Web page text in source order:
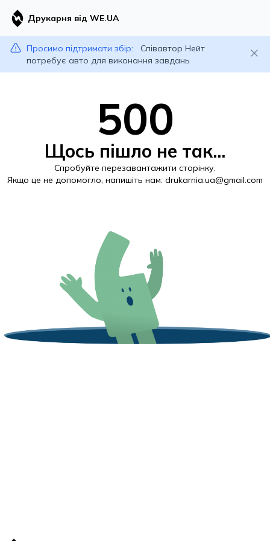
Друкарня від WE.UA
Просимо підтримати збір:
Співавтор Нейт
потребує авто для виконання завдань
500
Щось пішло не так...
Спробуйте перезавантажити сторінку.
Якщо це не допомогло, напишіть нам: drukarnia.ua@gmail.com